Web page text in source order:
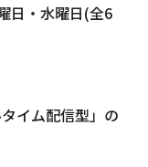
日・水曜日(全6
イム配信型」の